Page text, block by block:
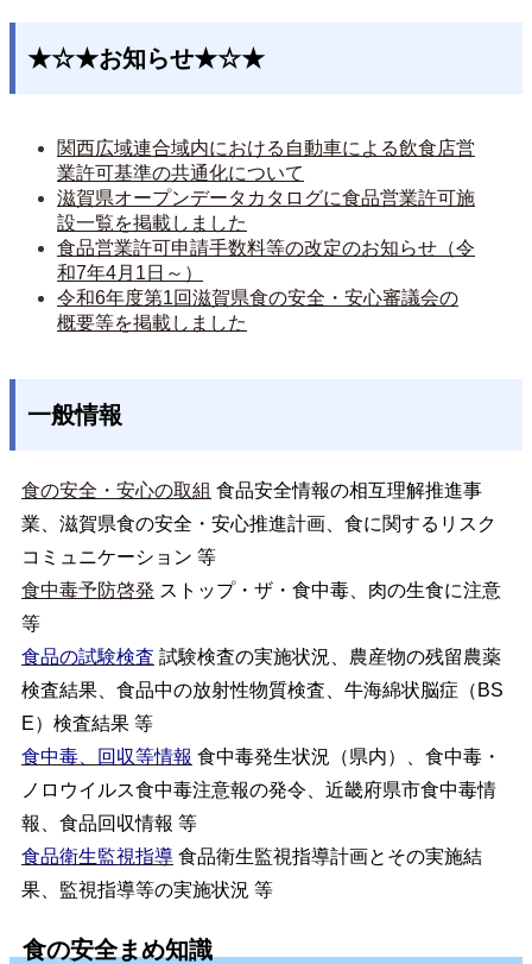
★☆★お知らせ★☆★
関西広域連合域内における自動車による飲食店営
業許可基準の共通化について
滋賀県オープンデータカタログに食品営業許可施
設一覧を掲載しました
食品営業許可申請手数料等の改定のお知らせ（令
和7年4月1日～）
令和6年度第1回滋賀県食の安全・安心審議会の
概要等を掲載しました
一般情報
食の安全・安心の取組 食品安全情報の相互理解推進事
業、滋賀県食の安全・安心推進計画、食に関するリスク
コミュニケーション 等
食中毒予防啓発 ストップ・ザ・食中毒、肉の生食に注意
等
食品の試験検査 試験検査の実施状況、農産物の残留農薬
検査結果、食品中の放射性物質検査、牛海綿状脳症（BS
E）検査結果 等
食中毒、回収等情報 食中毒発生状況（県内）、食中毒・
ノロウイルス食中毒注意報の発令、近畿府県市食中毒情
報、食品回収情報 等
食品衛生監視指導 食品衛生監視指導計画とその実施結
果、監視指導等の実施状況 等
食の安全まめ知識